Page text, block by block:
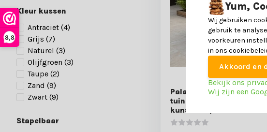
8,8
Kleur kussen
Antraciet (4)
Grijs (7)
Naturel (3)
Olijfgroen (3)
Taupe (2)
Zand (9)
Zwart (9)
Stapelbaar
Palau/Karlstad beige
tuinset | 8 personen |
kunststof | 180cm rond
Yum,
Wij gebruiken
gebruik te
voorkeuren
in ons
Akkoord en
Bekijk ons
Wij zijn een